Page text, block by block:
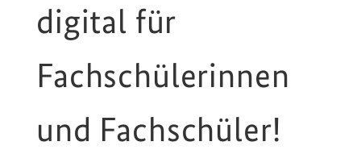
digital für
Fachschülerinnen
und Fachschüler!